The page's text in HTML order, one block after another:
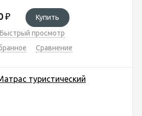
₽
Купить
Быстрый просмотр
Сравнение
туристический